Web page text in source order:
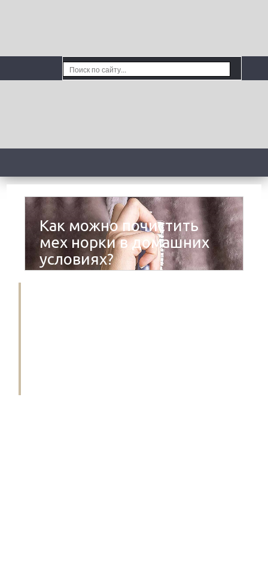
Как можно почистить
мех норки в домашних
условиях?